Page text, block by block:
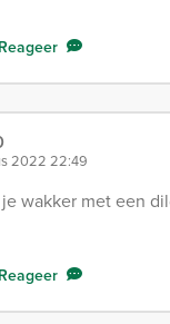
Reageer
2022 22:49
wakker met een
Reageer